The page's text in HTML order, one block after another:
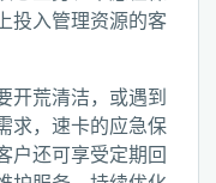
投入管理资源的客
开荒清洁，或遇到
求，速卡的应急保
户还可享受定期回